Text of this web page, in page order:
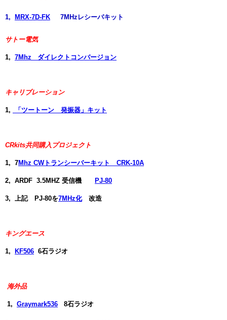
1, MRX-7D-FK 7MHzレシーバキット
サトー電気
1, 7Mhz ダイレクトコンバージョン
キャリブレーション
1, 「ツートーン 発振器」キット
CRkits共同購入プロジェクト
1, 7Mhz CWトランシーバーキット CRK-10A
2, ARDF 3.5MHZ 受信機 PJ-80
3, 上記 PJ-80を7MHz化改造
キングエース
1, KF506 6石ラジオ
海外品
1, Graymark536 8石ラジオ